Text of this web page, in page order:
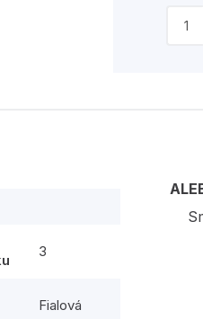
3
Fialová